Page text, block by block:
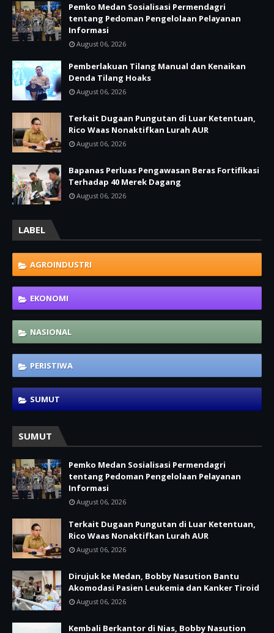
Pemko Medan Sosialisasi Permendagri
tentang Pedoman Pengelolaan Pelayanan
Informasi
August 06, 2026
Pemberlakuan Tilang Manual dan Kenaikan
Denda Tilang Hoaks
August 06, 2026
Terkait Dugaan Pungutan di Luar Ketentuan,
Rico Waas Nonaktifkan Lurah AUR
August 06, 2026
Bapanas Perluas Pengawasan Beras Fortifikasi
Terhadap 40 Merek Dagang
August 06, 2026
LABEL
AGROINDUSTRI
EKONOMI
NASIONAL
PERISTIWA
SUMUT
SUMUT
Pemko Medan Sosialisasi Permendagri
tentang Pedoman Pengelolaan Pelayanan
Informasi
August 06, 2026
Terkait Dugaan Pungutan di Luar Ketentuan,
Rico Waas Nonaktifkan Lurah AUR
August 06, 2026
Dirujuk ke Medan, Bobby Nasution Bantu
Akomodasi Pasien Leukemia dan Kanker Tiroid
August 06, 2026
Kembali Berkantor di Nias, Bobby Nasution